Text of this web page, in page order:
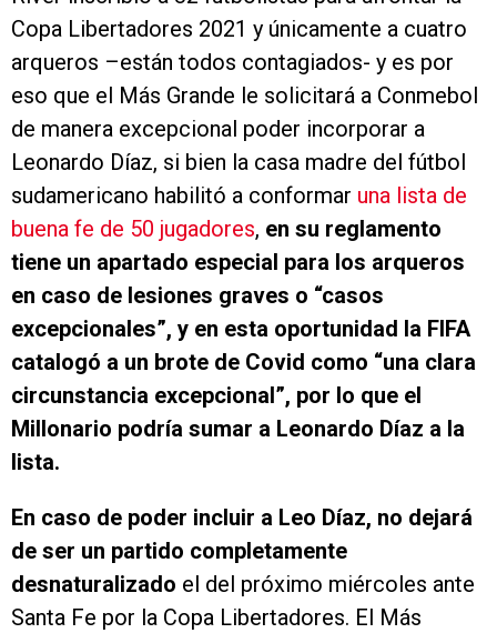
Copa Libertadores 2021 y únicamente a cuatro
arqueros –están todos contagiados- y es por
eso que el Más Grande le solicitará a Conmebol
de manera excepcional poder incorporar a
Leonardo Díaz, si bien la casa madre del fútbol
sudamericano habilitó a conformar una lista de
buena fe de 50 jugadores, en su reglamento
tiene un apartado especial para los arqueros
en caso de lesiones graves o “casos
excepcionales”, y en esta oportunidad la FIFA
catalogó a un brote de Covid como “una clara
circunstancia excepcional”, por lo que el
Millonario podría sumar a Leonardo Díaz a la
lista.
En caso de poder incluir a Leo Díaz, no dejará
de ser un partido completamente
desnaturalizado el del próximo miércoles ante
Santa Fe por la Copa Libertadores. El Más